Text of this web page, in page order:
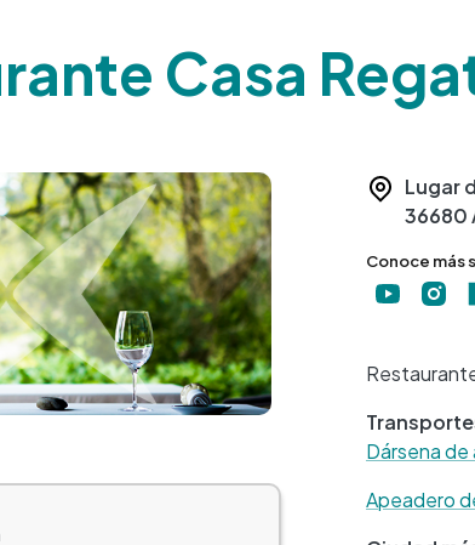
Casa
Lugar
36680
Conoce más
Dársena
Apeadero